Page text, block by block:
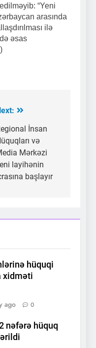
“Yeni
arasında
ilə
əsas
İnsan
və
Mərkəzi
layihənin
başlayır
hüquqi
xidməti
ago 0
nəfərə hüquq